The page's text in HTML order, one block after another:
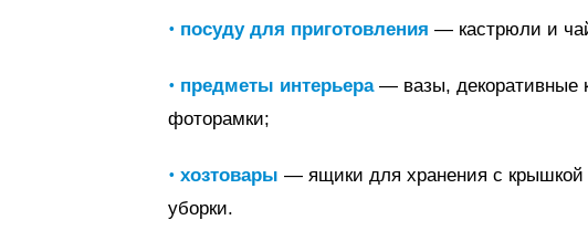
• посуду для приготовления — кастрюли и
• предметы интерьера— вазы, декоративные
фоторамки;
• хозтовары — ящики для хранения с крышкой
уборки.